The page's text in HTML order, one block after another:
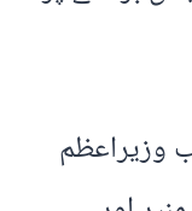
وزیراعظم